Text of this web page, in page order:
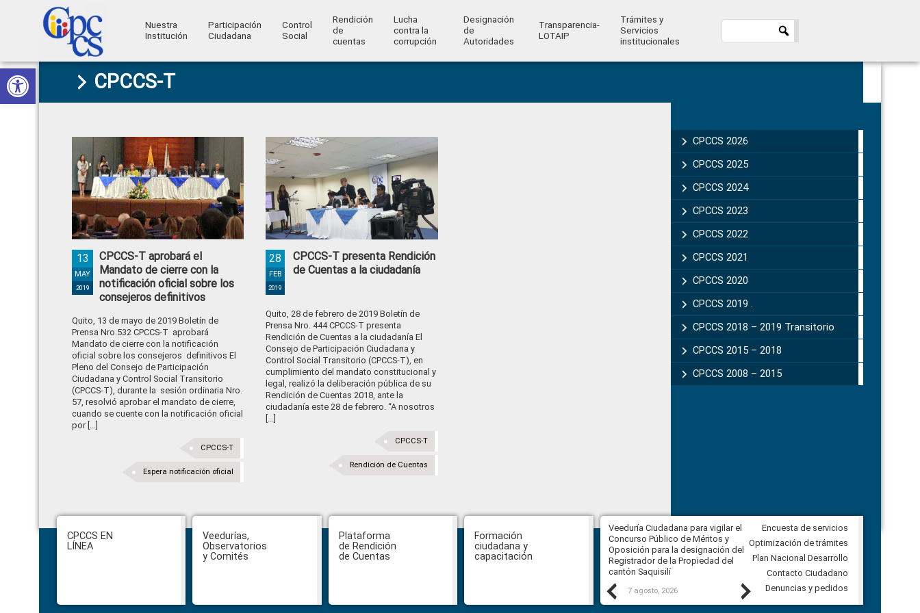
Abrir barra de herramientas
Skip
to
primary
Skip
to
main
Skip
to
primary
Skip
to
footer
Consejo
Ciudadana
Control
Social
Construyendo
Ciudadano
Nuestra
Institución
Participación
Ciudadana
Control
Social
Rendición
de
cuentas
Lucha
contra la
corrupción
Designación
de
Autoridades
Transparencia-
LOTAIP
Trámites y
Servicios
institucionales
CPCCS-T
CPCCS-T aprobará el
Mandato de cierre con la
notificación oficial sobre los
consejeros definitivos
13
MAY
2019
Quito, 13 de mayo de 2019 Boletín de
Prensa Nro.532 CPCCS-T aprobará
Mandato de cierre con la notificación
oficial sobre los consejeros definitivos El
Pleno del Consejo de Participación
Ciudadana y Control Social Transitorio
(CPCCS-T), durante la sesión ordinaria Nro.
57, resolvió aprobar el mandato de cierre,
cuando se cuente con la notificación oficial
por [...]
CPCCS-T
Espera notificación oficial
CPCCS-T presenta Rendición
de Cuentas a la ciudadanía
28
FEB
2019
Quito, 28 de febrero de 2019 Boletín de
Prensa Nro. 444 CPCCS-T presenta
Rendición de Cuentas a la ciudadanía El
Consejo de Participación Ciudadana y
Control Social Transitorio (CPCCS-T), en
cumplimiento del mandato constitucional y
legal, realizó la deliberación pública de su
Rendición de Cuentas 2018, ante la
ciudadanía este 28 de febrero. “A nosotros
[...]
CPCCS-T
Rendición de Cuentas
Sidebar
CPCCS 2026
CPCCS 2025
CPCCS 2024
CPCCS 2023
CPCCS 2022
CPCCS 2021
CPCCS 2020
CPCCS 2019 .
CPCCS 2018 – 2019 Transitorio
CPCCS 2015 – 2018
CPCCS 2008 – 2015
Footer
CPCCS EN
LÍNEA
Veedurías,
Observatorios
y Comités
Plataforma
de Rendición
de Cuentas
Formación
ciudadana y
capacitación
Previous
CPCCS aprueba convocatoria a
Veeduría para designación de la
autoridad de la SOT
Veeduría Ciudadana para vigilar el
Concurso Público de Méritos y
Oposición para la designación del
Registrador de la Propiedad del
cantón Saquisilí
7 agosto, 2026
Veeduría Ciudadana para vigilar la
construcción del asfaltado de
Ballenita del cantón Santa Elena
7 agosto, 2026
Next
Encuesta de servicios
Optimización de trámites
Plan Nacional Desarrollo
Contacto Ciudadano
Denuncias y pedidos